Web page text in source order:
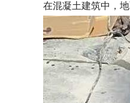
在混凝土建筑中，